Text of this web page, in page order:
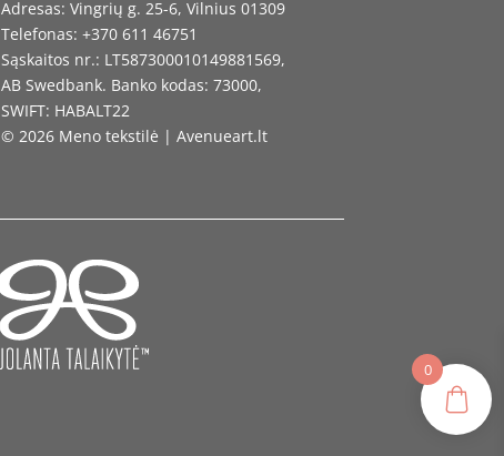
Adresas: Vingrių g. 25-6, Vilnius 01309
Telefonas: +370 611 46751
Sąskaitos nr.: LT587300010149881569,
AB Swedbank. Banko kodas: 73000,
SWIFT: HABALT22
© 2026 Meno tekstilė | Avenueart.lt
0